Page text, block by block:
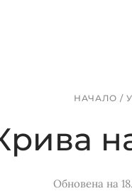
НАЧАЛО /
Обновена на